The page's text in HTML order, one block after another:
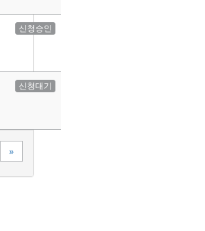
신청승인
신청대기
»끝